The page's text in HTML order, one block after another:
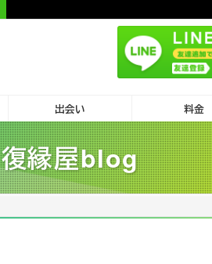
出会い 料金
復縁屋blog